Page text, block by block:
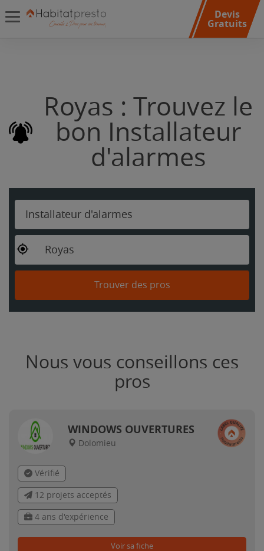
Devis
Gratuits
Royas : Trouvez le
bon Installateur
d'alarmes
Installateur d'alarmes
Royas
Trouver des pros
Nous vous conseillons ces
pros
WINDOWS OUVERTURES
Dolomieu
Vérifié
12 projets acceptés
4 ans d'expérience
Voir sa fiche